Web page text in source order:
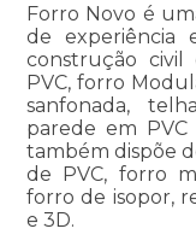
Forro Novo é
de
construção
PVC, forro
sanfonada,
parede em
também dispõe
de PVC, forro
forro de isopor,
e 3D.